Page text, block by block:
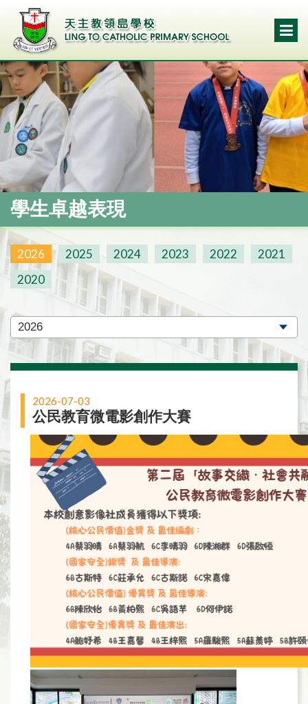
學生卓越表現
2026 2025 2024 2023 2022
2021
2020
2026-07-03
公民教育微電影創作大賽